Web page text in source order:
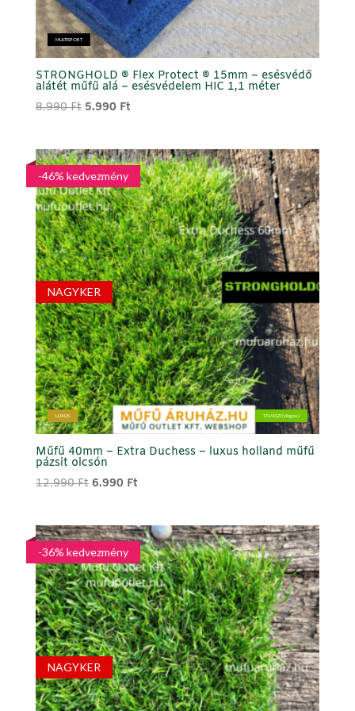
MULTISPORT
STRONGHOLD ® Flex Protect ® 15mm – esésvédő
alátét műfű alá – esésvédelem HIC 1,1 méter
8.990Ft Original
8.990 Ft.
5.990 FtCurrent
5.990 Ft.
NAGYKER
LUXUS TAVASZI (világos)
-46% kedvezmény
Műfű 40mm – Extra Duchess – luxus holland műfű
pázsit olcsón
12.990Ft Original
12.990 Ft.
6.990 FtCurrent
6.990 Ft.
NAGYKER
-36% kedvezmény